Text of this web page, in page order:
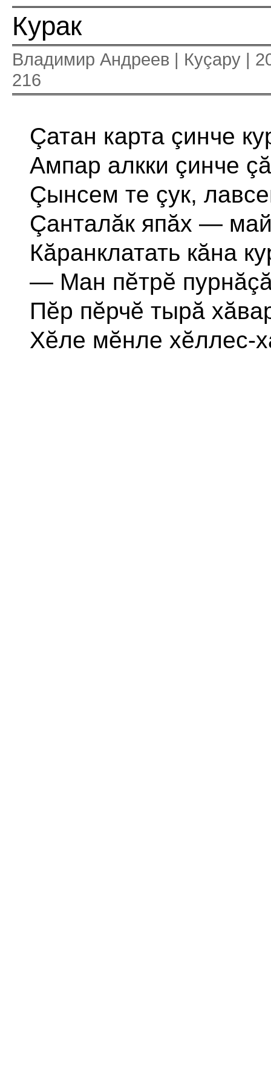
Курак
Владимир Андреев | Куçару |
216
Çатан карта çинче
Ампар алкки çинче
Çынсем те çук,
Çанталăк япăх —
Кăранклатать кăна
— Ман пĕтрĕ
Пĕр пĕрчĕ тырă
Хĕле мĕнле хĕллес-